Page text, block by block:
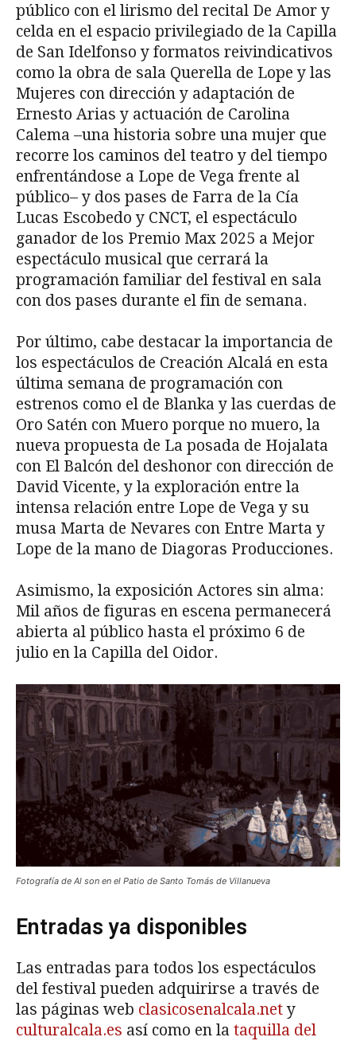
público con el lirismo del recital De Amor y
celda en el espacio privilegiado de la Capilla
de San Idelfonso y formatos reivindicativos
como la obra de sala Querella de Lope y las
Mujeres con dirección y adaptación de
Ernesto Arias y actuación de Carolina
Calema –una historia sobre una mujer que
recorre los caminos del teatro y del tiempo
enfrentándose a Lope de Vega frente al
público– y dos pases de Farra de la Cía
Lucas Escobedo y CNCT, el espectáculo
ganador de los Premio Max 2025 a Mejor
espectáculo musical que cerrará la
programación familiar del festival en sala
con dos pases durante el fin de semana.
Por último, cabe destacar la importancia de
los espectáculos de Creación Alcalá en esta
última semana de programación con
estrenos como el de Blanka y las cuerdas de
Oro Satén con Muero porque no muero, la
nueva propuesta de La posada de Hojalata
con El Balcón del deshonor con dirección de
David Vicente, y la exploración entre la
intensa relación entre Lope de Vega y su
musa Marta de Nevares con Entre Marta y
Lope de la mano de Diagoras Producciones.
Asimismo, la exposición Actores sin alma:
Mil años de figuras en escena permanecerá
abierta al público hasta el próximo 6 de
julio en la Capilla del Oidor.
Fotografía de Al son en el Patio de Santo Tomás de Villanueva
Entradas ya disponibles
Las entradas para todos los espectáculos
del festival pueden adquirirse a través de
las páginas web clasicosenalcala.nety
culturalcala.es así como en la taquilla del